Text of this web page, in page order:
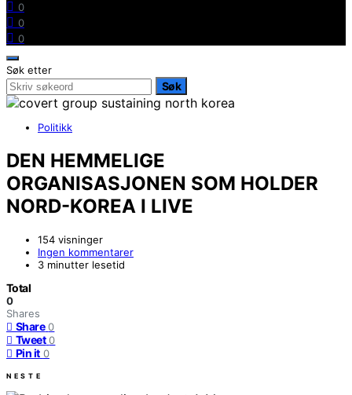
0
0
0
Søk etter
Søk
Politikk
DEN HEMMELIGE
ORGANISASJONEN SOM HOLDER
NORD-KOREA I LIVE
154 visninger
Ingen kommentarer
3 minutter lesetid
Total
0
Shares
Share 0
Tweet 0
Pin it 0
NESTE